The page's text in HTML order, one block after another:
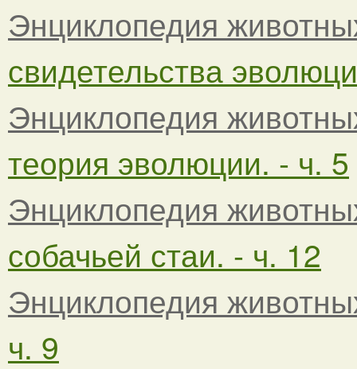
Энциклопедия
свидетельства
Энциклопедия
теория эволюции. - ч. 5
Энциклопедия
собачьей стаи. - ч. 12
Энциклопедия
ч. 9